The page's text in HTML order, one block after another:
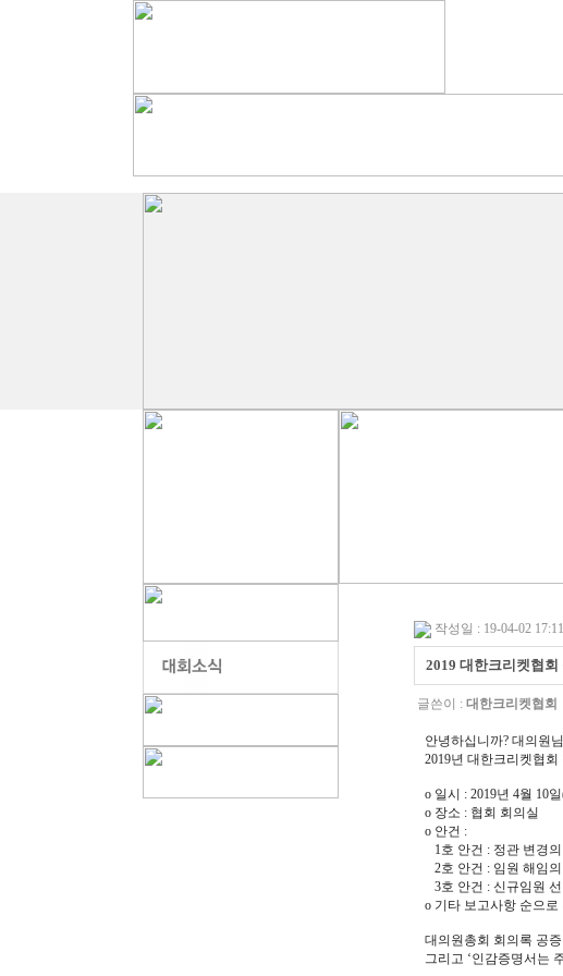
작성일 : 19-04-02 17:11
2019 대한크리켓협회
글쓴이 : 대한크리켓협회
안녕하십니까? 대의원님
2019년 대한크리켓협
o 일시 : 2019년 4월 10
o 장소 : 협회 회의실
o 안건 :
1호 안건 : 정관 변경의
2호 안건 : 임원 해임의
3호 안건 : 신규임원 선
o 기타 보고사항 순으로
대의원총회 회의록 공
그리고 ‘인감증명서는